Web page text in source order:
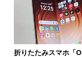
折りたたみスマホ「